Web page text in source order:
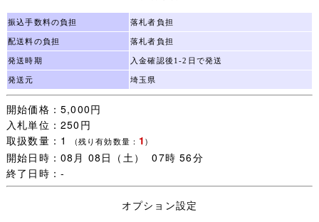
振込手数料の負担 落札者負担
配送料の負担 落札者負担
発送時期 入金確認後1-2日で発送
発送元 埼玉県
開始価格：5,000円
入札単位：250円
取扱数量：1
(残り有効数量： 1)
開始日時：08月 08日（土） 07時 56分
終了日時：-
オプション設定